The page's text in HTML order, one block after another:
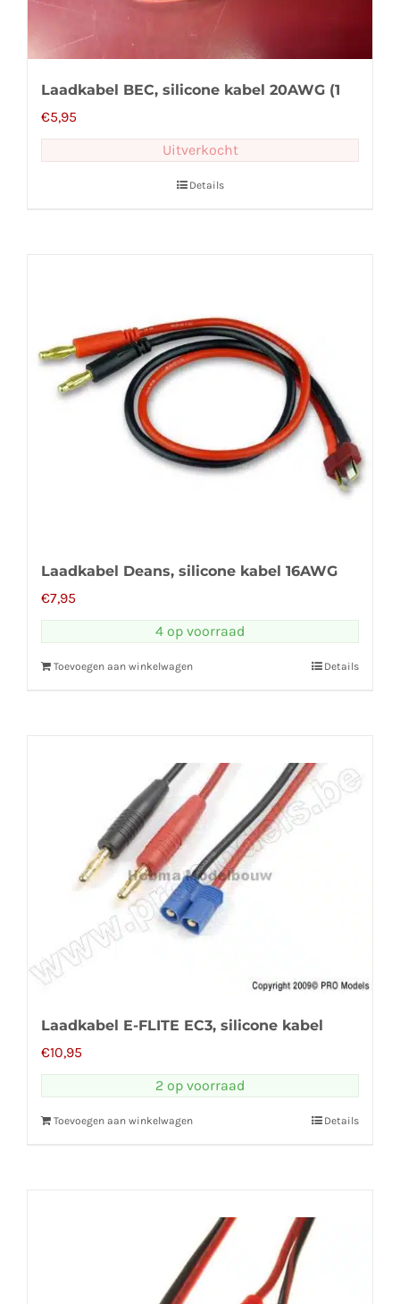
Laadkabel BEC, silicone kabel 20AWG (1
€5,95
Uitverkocht
Details
Laadkabel Deans, silicone kabel 16AWG
€7,95
4 op voorraad
Toevoegen aan winkelwagen Details
Laadkabel E-FLITE EC3, silicone kabel
€10,95
2 op voorraad
Toevoegen aan winkelwagen Details